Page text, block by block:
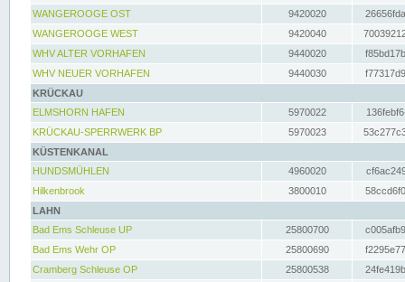
WANGEROOGE OST
9420020
WANGEROOGE WEST
9420040
WHV ALTER VORHAFEN
9440020
WHV NEUER VORHAFEN
9440030
KRÜCKAU
ELMSHORN HAFEN
5970022
KRÜCKAU-SPERRWERK BP
5970023
KÜSTENKANAL
HUNDSMÜHLEN
4960020
Hilkenbrook
3800010
LAHN
Bad Ems Schleuse UP
25800700
Bad Ems Wehr OP
25800690
Cramberg Schleuse OP
25800538